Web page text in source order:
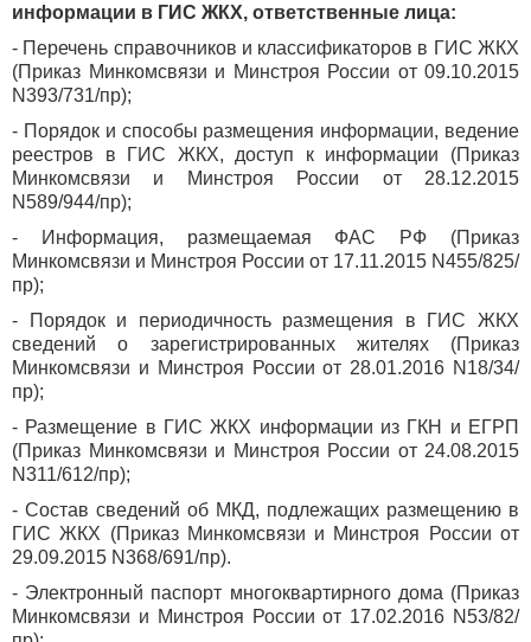
информации в ГИС ЖКХ, ответственные лица:
- Перечень справочников и классификаторов в ГИС ЖКХ
(Приказ Минкомсвязи и Минстроя России от 09.10.2015
N393/731/пр);
- Порядок и способы размещения информации, ведение
реестров в ГИС ЖКХ, доступ к информации (Приказ
Минкомсвязи и Минстроя России от 28.12.2015
N589/944/пр);
- Информация, размещаемая ФАС РФ (Приказ
Минкомсвязи и Минстроя России от 17.11.2015 N455/825/
пр);
- Порядок и периодичность размещения в ГИС ЖКХ
сведений о зарегистрированных жителях (Приказ
Минкомсвязи и Минстроя России от 28.01.2016 N18/34/
пр);
- Размещение в ГИС ЖКХ информации из ГКН и ЕГРП
(Приказ Минкомсвязи и Минстроя России от 24.08.2015
N311/612/пр);
- Состав сведений об МКД, подлежащих размещению в
ГИС ЖКХ (Приказ Минкомсвязи и Минстроя России от
29.09.2015 N368/691/пр).
- Электронный паспорт многоквартирного дома (Приказ
Минкомсвязи и Минстроя России от 17.02.2016 N53/82/